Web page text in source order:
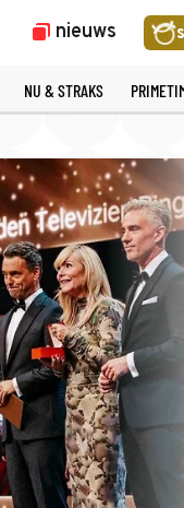
nieuws
NU & STRAKS